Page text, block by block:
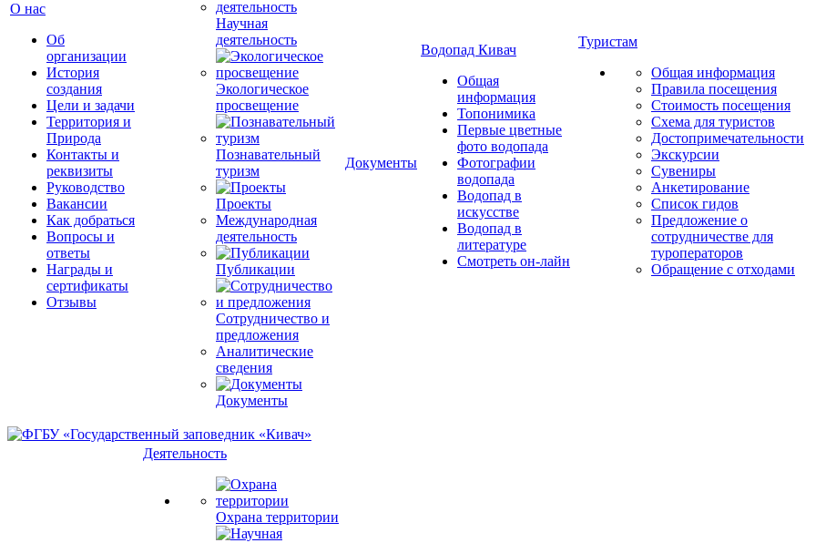
О нас
Об
организации
История
создания
Цели и задачи
Территория и
Природа
Контакты и
реквизиты
Руководство
Вакансии
Как добраться
Вопросы и
ответы
Награды и
сертификаты
Отзывы
Научная
деятельность
Экологическое
просвещение
Познавательный
туризм
Проекты
Международная
деятельность
Публикации
Сотрудничество и
предложения
Аналитические
сведения
Документы
Документы
Водопад Кивач
Общая
информация
Топонимика
Первые цветные
фото водопада
Фотографии
водопада
Водопад в
искусстве
Водопад в
литературе
Смотреть он-лайн
Туристам
Общая информация
Правила посещения
Стоимость посещения
Схема для туристов
Достопримечательности
Экскурсии
Сувениры
Анкетирование
Список гидов
Предложение о
сотрудничестве для
туроператоров
Обращение с отходами
Деятельность
Охрана территории